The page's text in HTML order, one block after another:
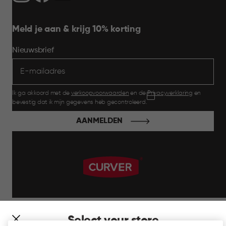
Select your store
Meld je aan & krijg 10% korting
Nieuwsbrief
Ik ga akkoord met de verkoopvoorwaarden en dePrivacyverklaring en
bevestig dat ik mijn gegevens heb gecontroleerd.
AANMELDEN